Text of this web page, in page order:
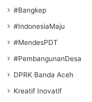
#Bangkep
#IndonesiaMaju
#MendesPDT
#PembangunanDesa
DPRK Banda Aceh
Kreatif Inovatif